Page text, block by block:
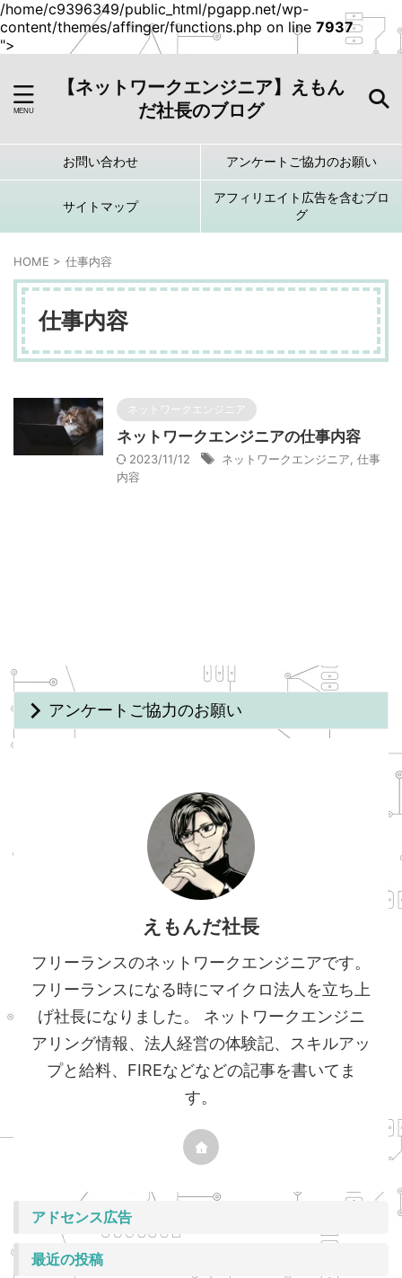
/home/c9396349/public_html/pgapp.net/wp-
content/themes/affinger/functions.php on line 7937
">
【ネットワークエンジニア】えもん
だ社長のブログ
お問い合わせ アンケートご協力のお願い
サイトマップ
アフィリエイト広告を含むブロ
グ
HOME > 仕事内容
仕事内容
ネットワークエンジニア
ネットワークエンジニアの仕事内容
2023/11/12 ネットワークエンジニア 仕事
内容
アンケートご協力のお願い
えもんだ社長
フリーランスのネットワークエンジニアです。
フリーランスになる時にマイクロ法人を立ち上
げ社長になりました。 ネットワークエンジニ
アリング情報、法人経営の体験記、スキルアッ
プと給料、FIREなどなどの記事を書いてま
す。
アドセンス広告
最近の投稿